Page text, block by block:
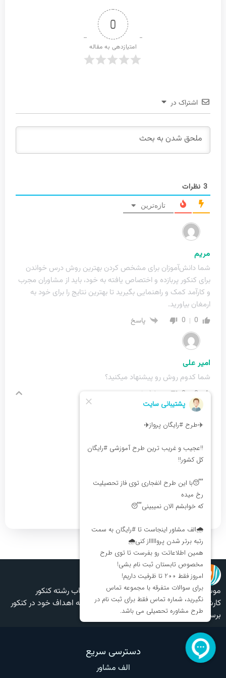
0
امتیازدهی به مقاله
اشتراک در
3 نظرات
تازه‌ترین
مریم
شما دانش‌آموزان برای مشخص کردن بهترین روش درس خواندن
برای کنکور پربازده و اختصاص یافته به خود، باید از مشاوران مجرب
و کارآمد کمک و راهنمایی بگیرید تا بهترین نتایج را برای خود به
ارمغان بیاورید.
0
0 پاسخ
امیر علی
شما کدوم روش رو پیشنهاد میکنید؟
0
0 پاسخ
نویسنده
پاسخ بهامیر علی
روش مطالعه برای هر شخص متفاوته
0 پاسخ
موسسه مشاور کنکور، مشاوره تحصیلی و انتخاب رشته کنکور
کارشناسی الف مشاور، به شما کمک میکند تا به اهداف خود در کنکور
برسید و راز رتبه برتر شدن در کنکور را بیاموزید.
دسترسی سریع
الف مشاور